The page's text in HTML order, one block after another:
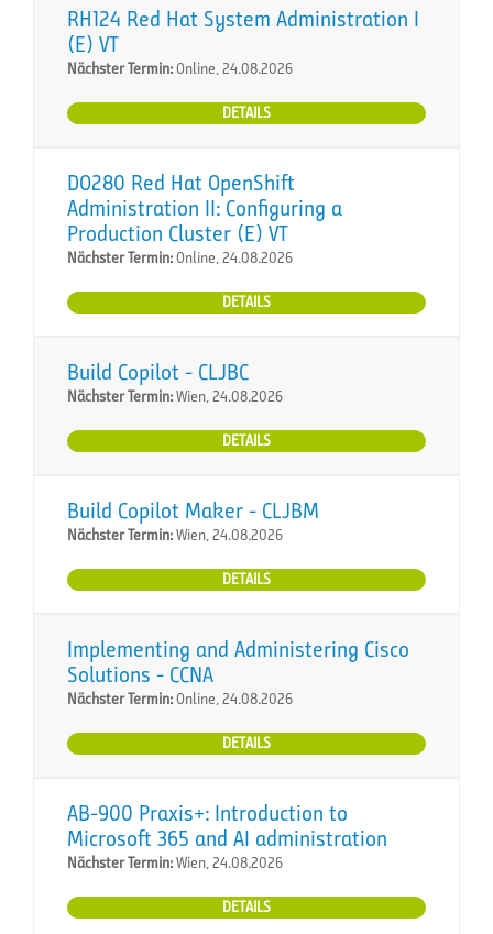
RH124 Red Hat System Administration I
(E) VT
Nächster Termin:Online, 24.08.2026
DETAILS
DO280 Red Hat OpenShift
Administration II: Configuring a
Production Cluster (E) VT
Nächster Termin:Online, 24.08.2026
DETAILS
Build Copilot - CLJBC
Nächster Termin:Wien, 24.08.2026
DETAILS
Build Copilot Maker - CLJBM
Nächster Termin:Wien, 24.08.2026
DETAILS
Implementing and Administering Cisco
Solutions - CCNA
Nächster Termin:Online, 24.08.2026
DETAILS
AB-900 Praxis+: Introduction to
Microsoft 365 and AI administration
Nächster Termin:Wien, 24.08.2026
DETAILS